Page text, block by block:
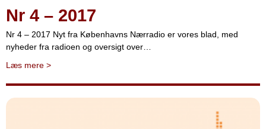
Nr 4 – 2017
Nr 4 – 2017 Nyt fra Københavns Nærradio er vores blad, med
nyheder fra radioen og oversigt over…
Læs mere >